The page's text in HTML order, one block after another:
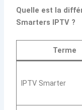
Quelle est la
Smarters IPTV ?
Terme
IPTV Smarter